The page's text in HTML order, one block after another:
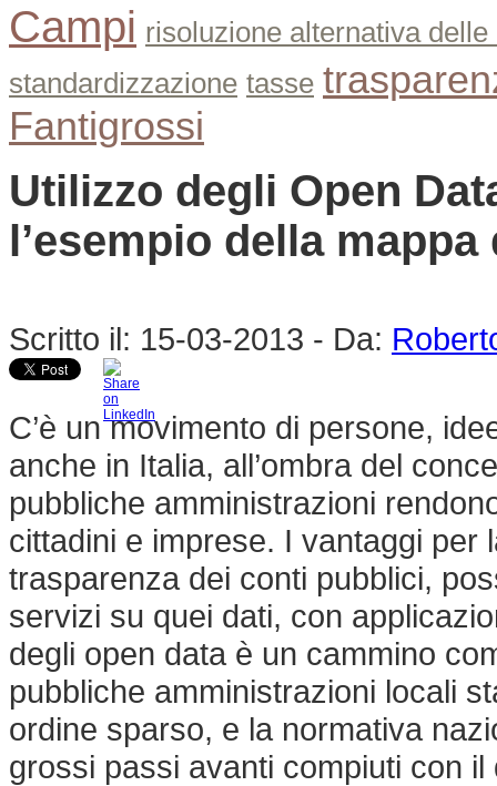
Campi risoluzione alternativa
standardizzazione tasse
Fantigrossi
Utilizzo degli Open
l’esempio della
Scritto il: 15-03-2013 - Da:
C’è un movimento di persone,
anche in Italia, all’ombra del
pubbliche amministrazioni
cittadini e imprese. I vantaggi per
trasparenza dei conti pubblici,
servizi su quei dati, con
degli open data è un cammino
pubbliche amministrazioni locali
ordine sparso, e la normativa
grossi passi avanti compiuti con